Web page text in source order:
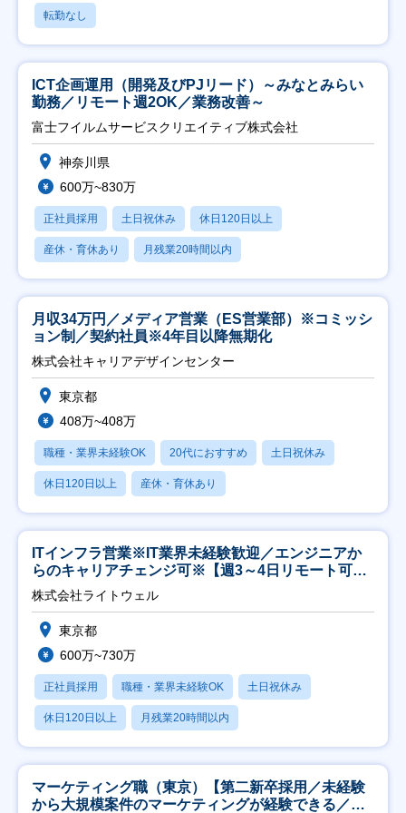
転勤なし
ICT企画運用（開発及びPJリード）～みなとみらい
勤務／リモート週2OK／業務改善～
富士フイルムサービスクリエイティブ株式会社
神奈川県
600万~830万
正社員採用 土日祝休み 休日120日以上
産休・育休あり 月残業20時間以内
月収34万円／メディア営業（ES営業部）※コミッシ
ョン制／契約社員※4年目以降無期化
株式会社キャリアデザインセンター
東京都
408万~408万
職種・業界未経験OK 20代におすすめ 土日祝休み
休日120日以上 産休・育休あり
ITインフラ営業※IT業界未経験歓迎／エンジニアか
らのキャリアチェンジ可※【週3～4日リモート可
能】
株式会社ライトウェル
東京都
600万~730万
正社員採用 職種・業界未経験OK 土日祝休み
休日120日以上 月残業20時間以内
マーケティング職（東京）【第二新卒採用／未経験
から大規模案件のマーケティングが経験できる／研